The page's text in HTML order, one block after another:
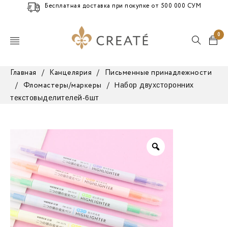
Бесплатная доставка при покупке от 500 000 СУМ
0
Главная / Канцелярия /
Письменные принадлежности
/
Фломастеры/маркеры /
Набор двухсторонних
текстовыделителей-6шт